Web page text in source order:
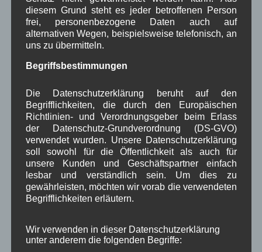
April 2024(5)
März 2024(4)
Februar 2024(4)
Januar 2024(5)
Dezember 2023(8)
September 2023(8)
August 2023(4)
Juli 2023
(8)
Juni 2023(7)
Mai 2023(8)
April 2023 (10)
März 2023
(5)
Februar 2023(3)
Januar 2023(8)
Oktober 2022(8)
September 2022(2)
diesem Grund steht es jeder betroffenen Person
frei, personenbezogene Daten auch auf
alternativen Wegen, beispielsweise telefonisch, an
uns zu übermitteln.
Begriffsbestimmungen
Die Datenschutzerklärung beruht auf den
Begrifflichkeiten, die durch den Europäischen
Richtlinien- und Verordnungsgeber beim Erlass
der Datenschutz-Grundverordnung (DS-GVO)
verwendet wurden. Unsere Datenschutzerklärung
soll sowohl für die Öffentlichkeit als auch für
unsere Kunden und Geschäftspartner einfach
lesbar und verständlich sein. Um dies zu
gewährleisten, möchten wir vorab die verwendeten
Begrifflichkeiten erläutern.
Wir verwenden in dieser Datenschutzerklärung
unter anderem die folgenden Begriffe: